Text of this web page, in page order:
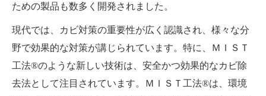
ための製品も数多く開発されました。
現代では、カビ対策の重要性が広く認識され、様々な分
野で効果的な対策が講じられています。特に、ＭＩＳＴ
工法®のような新しい技術は、安全かつ効果的なカビ除
去法として注目されています。ＭＩＳＴ工法®は、環境